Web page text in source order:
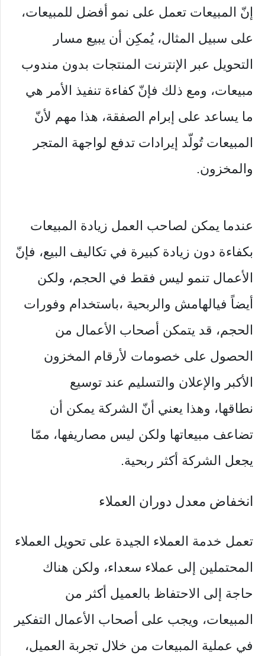
إنّ المبيعات تعمل على نمو أفضل للمبيعات،
على سبيل المثال، يُمكِن أن يبيع مسار
التحويل عبر الإنترنت المنتجات بدون مندوب
مبيعات، ومع ذلك فإنّ كفاءة تنفيذ الأمر هي
ما يساعد على إبرام الصفقة، هذا مهم لأنّ
المبيعات تُولّد إيرادات تدفع لواجهة المتجر
والمخزون.
عندما يمكن لصاحب العمل زيادة المبيعات
بكفاءة دون زيادة كبيرة في تكاليف البيع، فإنّ
الأعمال تنمو ليس فقط في الحجم، ولكن
أيضاً فيالهامش والربحية ،باستخدام وفورات
الحجم، قد يتمكن أصحاب الأعمال من
الحصول على خصومات لأرقام المخزون
الأكبر والإعلان والتسليم عند توسيع
نطاقها، وهذا يعني أنّ الشركة يمكن أن
تضاعف مبيعاتها ولكن ليس مصاريفها، ممّا
يجعل الشركة أكثر ربحية.
انخفاض معدل دوران العملاء
تعمل خدمة العملاء الجيدة على تحويل العملاء
المحتملين إلى عملاء سعداء، ولكن هناك
حاجة إلى الاحتفاظ بالعميل أكثر من
المبيعات، ويجب على أصحاب الأعمال التفكير
في عملية المبيعات من خلال تجربة العميل،